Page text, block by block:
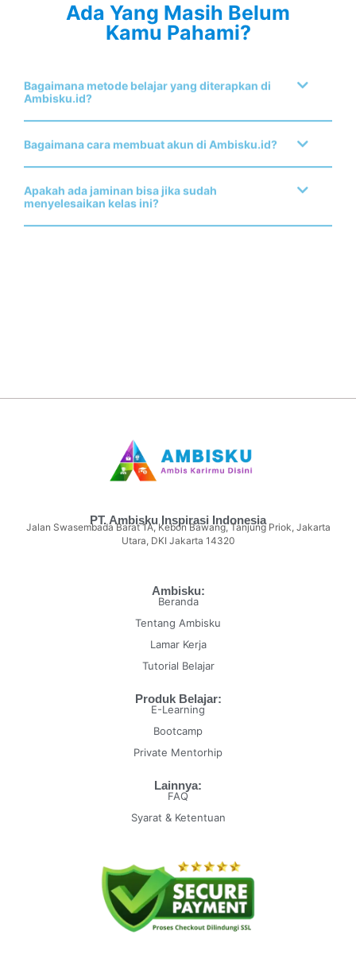
Ada Yang Masih Belum
Kamu Pahami?
Bagaimana metode belajar yang diterapkan di
Ambisku.id?
Bagaimana cara membuat akun di Ambisku.id?
Apakah ada jaminan bisa jika sudah
menyelesaikan kelas ini?
PT. Ambisku Inspirasi Indonesia
Jalan Swasembada Barat 1A, Kebon Bawang, Tanjung Priok, Jakarta
Utara, DKI Jakarta 14320
Ambisku:
Beranda
Tentang Ambisku
Lamar Kerja
Tutorial Belajar
Produk Belajar:
E-Learning
Bootcamp
Private Mentorhip
Lainnya:
FAQ
Syarat & Ketentuan